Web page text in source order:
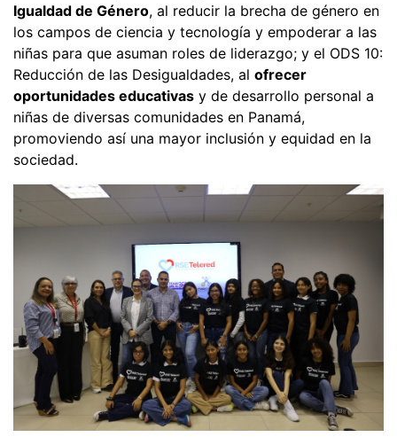
Igualdad de Género, al reducir la brecha de género en
los campos de ciencia y tecnología y empoderar a las
niñas para que asuman roles de liderazgo; y el ODS 10:
Reducción de las Desigualdades, al ofrecer
oportunidades educativas y de desarrollo personal a
niñas de diversas comunidades en Panamá,
promoviendo así una mayor inclusión y equidad en la
sociedad.